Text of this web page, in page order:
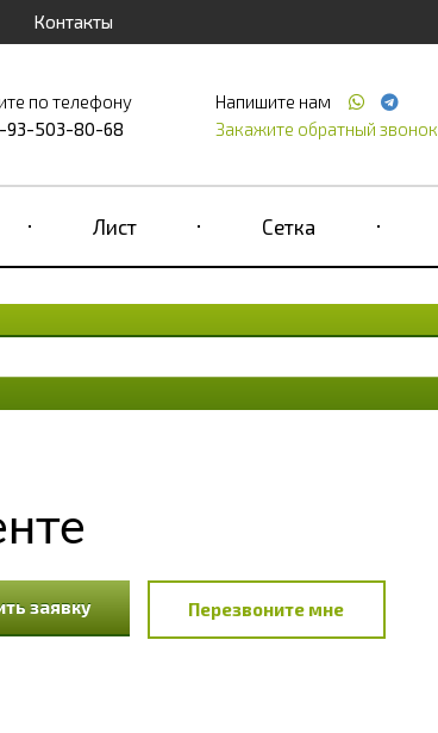
Контакты
по телефону
93-503-80-68
Напишите нам
Закажите обратный звонок
Лист Сетка
заявку
Перезвоните мне